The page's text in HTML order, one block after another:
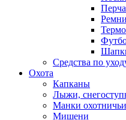
Средства по
Охота
Капканы
Лыжи,
Манки охотничьи
Мишени